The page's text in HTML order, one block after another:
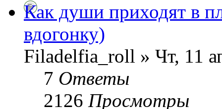
Как души приходят в
вдогонку)
Filadelfia_roll » Чт, 11
7 Ответы
2126 Просмотры